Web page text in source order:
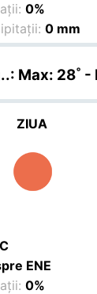
0%
0 mm
.: Max: 28˚ -
ZIUA
ENE
0%